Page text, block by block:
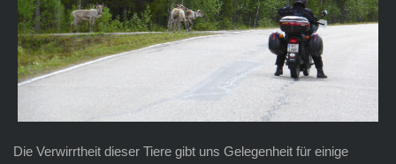
Die Verwirrtheit dieser Tiere gibt uns Gelegenheit für einige